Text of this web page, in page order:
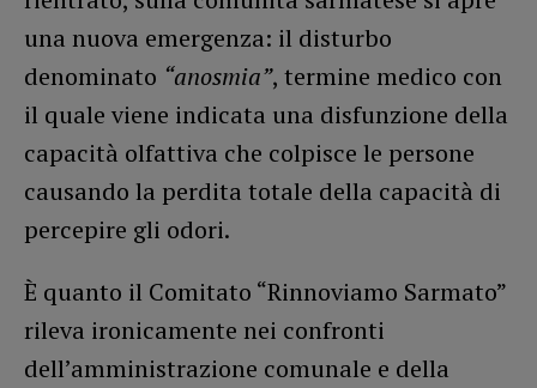
una nuova emergenza: il disturbo
denominato “anosmia”, termine medico con
il quale viene indicata una disfunzione della
capacità olfattiva che colpisce le persone
causando la perdita totale della capacità di
percepire gli odori.
È quanto il Comitato “Rinnoviamo Sarmato”
rileva ironicamente nei confronti
dell’amministrazione comunale e della